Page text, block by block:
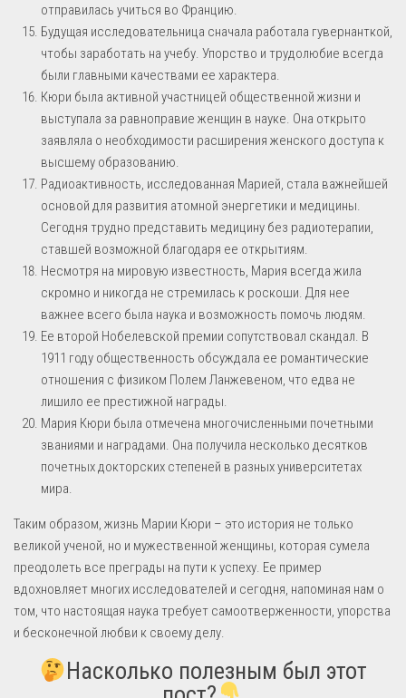
отправилась учиться во Францию.
Будущая исследовательница сначала работала гувернанткой,
чтобы заработать на учебу. Упорство и трудолюбие всегда
были главными качествами ее характера.
Кюри была активной участницей общественной жизни и
выступала за равноправие женщин в науке. Она открыто
заявляла о необходимости расширения женского доступа к
высшему образованию.
Радиоактивность, исследованная Марией, стала важнейшей
основой для развития атомной энергетики и медицины.
Сегодня трудно представить медицину без радиотерапии,
ставшей возможной благодаря ее открытиям.
Несмотря на мировую известность, Мария всегда жила
скромно и никогда не стремилась к роскоши. Для нее
важнее всего была наука и возможность помочь людям.
Ее второй Нобелевской премии сопутствовал скандал. В
1911 году общественность обсуждала ее романтические
отношения с физиком Полем Ланжевеном, что едва не
лишило ее престижной награды.
Мария Кюри была отмечена многочисленными почетными
званиями и наградами. Она получила несколько десятков
почетных докторских степеней в разных университетах
мира.
Таким образом, жизнь Марии Кюри – это история не только
великой ученой, но и мужественной женщины, которая сумела
преодолеть все преграды на пути к успеху. Ее пример
вдохновляет многих исследователей и сегодня, напоминая нам о
том, что настоящая наука требует самоотверженности, упорства
и бесконечной любви к своему делу.
Насколько полезным был этот